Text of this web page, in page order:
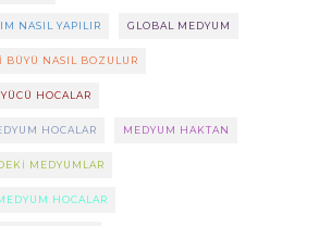
NASIL YAPILIR GLOBAL MEDYUM
BÜYÜ NASIL BOZULUR
HOCALAR
HOCALAR MEDYUM HAKTAN
MEDYUMLAR
HOCALAR